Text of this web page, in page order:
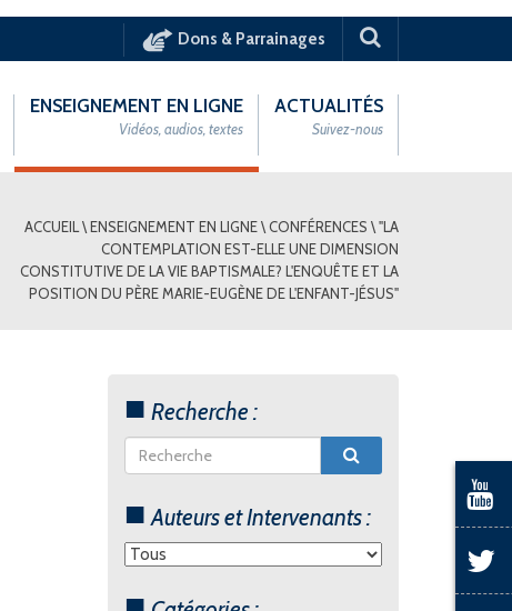
Dons & Parrainages
ENSEIGNEMENT EN LIGNE
Vidéos, audios, textes
ACTUALITÉS
Suivez-nous
ACCUEIL\ENSEIGNEMENT EN LIGNE\CONFÉRENCES \"LA
CONTEMPLATION EST-ELLE UNE DIMENSION
CONSTITUTIVE DE LA VIE BAPTISMALE? L'ENQUÊTE ET LA
POSITION DU PÈRE MARIE-EUGÈNE DE L'ENFANT-JÉSUS"
Recherche :
Auteurs et Intervenants :